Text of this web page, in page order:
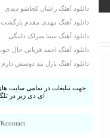
دانلود آهنگ راشان کجاشو دیدی
دانلود آهنگ مهدی مقدم بازگشت
دانلود آهنگ سینا سرلک دلتنگی
دانلود آهنگ احمد قربانی حال
دانلود آهنگ پازل بند دوسش دارم
جهت تبلیغات در تمامی سایت
ای دی زیر در